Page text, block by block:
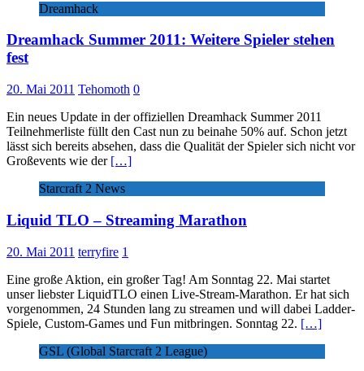
Dreamhack
Dreamhack Summer 2011: Weitere Spieler stehen
fest
20. Mai 2011 Tehomoth 0
Ein neues Update in der offiziellen Dreamhack Summer 2011
Teilnehmerliste füllt den Cast nun zu beinahe 50% auf. Schon jetzt
lässt sich bereits absehen, dass die Qualität der Spieler sich nicht vor
Großevents wie der […]
Starcraft 2 News
Liquid TLO – Streaming Marathon
20. Mai 2011 terryfire 1
Eine große Aktion, ein großer Tag! Am Sonntag 22. Mai startet
unser liebster LiquidTLO einen Live-Stream-Marathon. Er hat sich
vorgenommen, 24 Stunden lang zu streamen und will dabei Ladder-
Spiele, Custom-Games und Fun mitbringen. Sonntag 22. […]
GSL (Global Starcraft 2 League)